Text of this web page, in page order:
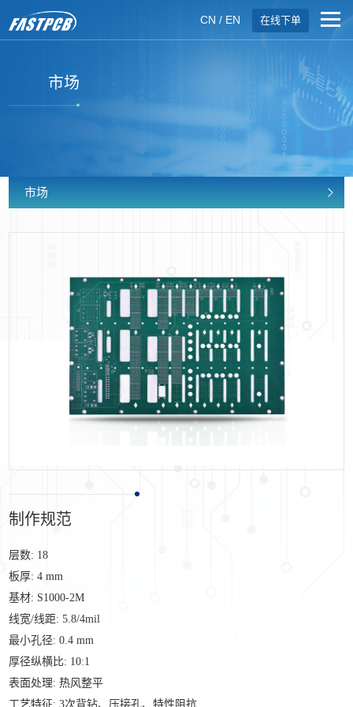
在线下单
CN / EN
市场
市场
制作规范
层数: 18
板厚: 4mm
基材: S1000-2M
线宽/线距: 5.8/4mil
最小孔径:0.4mm
厚径纵横比: 10:1
表面处理:热风整平
工艺特征: 3次背钻、压接孔、特性阻抗